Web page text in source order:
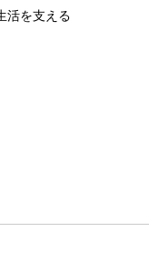
活を支える